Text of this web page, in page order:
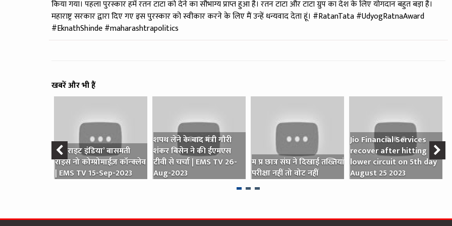
किया गया। पहला पुरस्कार हमें रतन टाटा को देने का सौभाग्य प्राप्त हुआ है। रतन टाटा और टाटा ग्रुप का देश के लिए योगदान बहुत बड़ा है।
महाराष्ट्र सरकार द्वारा दिए गए इस पुरस्कार को स्वीकार करने के लिए मैं उन्हें धन्यवाद देता हूं। #RatanTata #UdyogRatnaAward
#EknathShinde #maharashtrapolitics
खबरें और भी हैं
‛ईट राइट इंडिया’ बासमती
राइस नो कोम्प्रोमाईज़ कॉन्क्लेव
| EMS TV 15-Sep-2023
शपथ लेने के बाद मंत्री गौरी
शंकर बिसेन ने की ईएमएस
टीवी से चर्चा | EMS TV 26-
Aug-2023
म प्र छात्र संघ ने दिखाई तख्तियां
परीक्षा नहीं तो वोट नहीं
Jio Financial Services
recover after hitting
lower circuit on 5th day
August 25 2023